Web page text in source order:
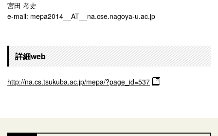
宮田 考史
e-mail: mepa2014__AT__na.cse.nagoya-u.ac.jp
詳細web
http://na.cs.tsukuba.ac.jp/mepa/?page_id=537